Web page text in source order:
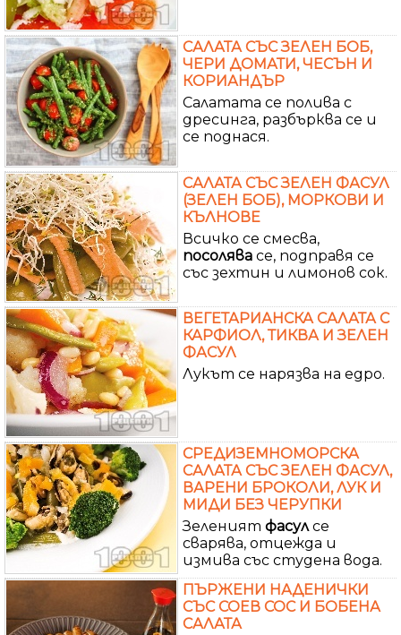
САЛАТА СЪС ЗЕЛЕН БОБ,
ЧЕРИ ДОМАТИ, ЧЕСЪН И
КОРИАНДЪР
Салатата се полива с
дресинга, разбърква се и
се поднася.
САЛАТА СЪС ЗЕЛЕН ФАСУЛ
(ЗЕЛЕН БОБ), МОРКОВИ И
КЪЛНОВЕ
Всичко се смесва,
посолява се, подправя се
със зехтин и лимонов сок.
ВЕГЕТАРИАНСКА САЛАТА С
КАРФИОЛ, ТИКВА И ЗЕЛЕН
ФАСУЛ
Лукът се нарязва на едро.
СРЕДИЗЕМНОМОРСКА
САЛАТА СЪС ЗЕЛЕН ФАСУЛ,
ВАРЕНИ БРОКОЛИ, ЛУК И
МИДИ БЕЗ ЧЕРУПКИ
Зеленият фасул се
сварява, отцежда и
измива със студена вода.
ПЪРЖЕНИ НАДЕНИЧКИ
СЪС СОЕВ СОС И БОБЕНА
САЛАТА